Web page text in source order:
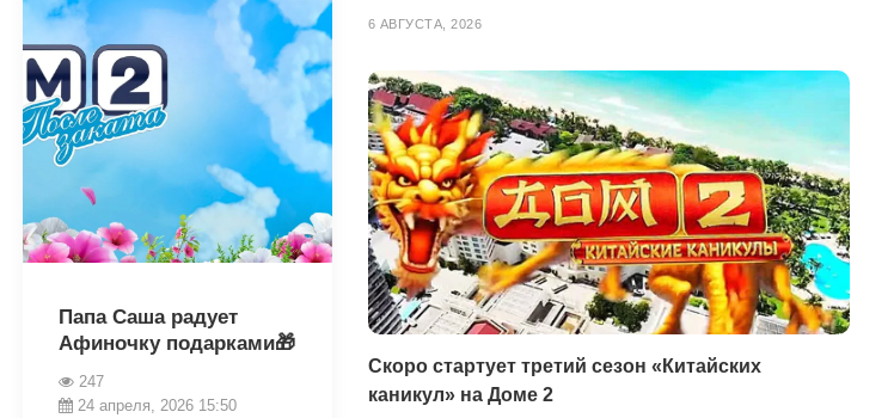
Папа Саша радует
Афиночку подарками🎁
247
24 апреля, 2026 15:50
6 АВГУСТА, 2026
Скоро стартует третий сезон «Китайских
каникул» на Доме 2